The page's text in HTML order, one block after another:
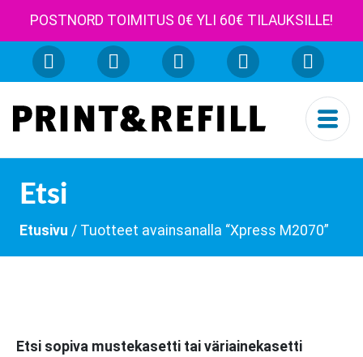
POSTNORD TOIMITUS 0€ YLI 60€ TILAUKSILLE!
Etsi
Etusivu / Tuotteet avainsanalla “Xpress M2070”
Etsi sopiva mustekasetti tai väriainekasetti